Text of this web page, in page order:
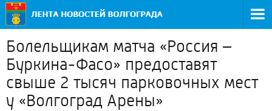
Болельщикам матча «Россия –
Буркина-Фасо» предоставят
свыше 2 тысяч парковочных мест
у «Волгоград Арены»